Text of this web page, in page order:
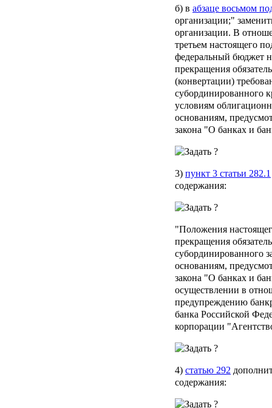
б) в абзаце восьмом
организации;"
организации. В
третьем настоящего
федеральный бюджет
прекращения
(конвертации)
субординированного
условиям
основаниям,
закона "О банках и
3) пункт 3 статьи 282.1
содержания:
"Положения
прекращения
субординированного
основаниям,
закона "О банках и
осуществлении в
предупреждению
банка Российской
корпорации
4) статью 292
содержания: